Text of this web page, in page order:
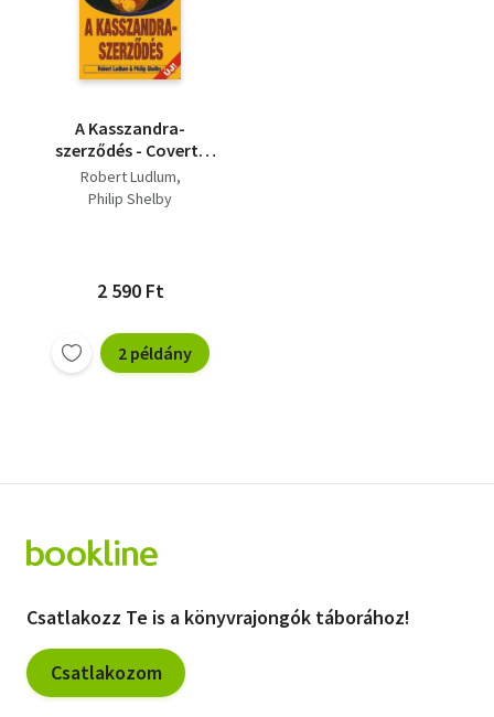
A ​Kasszandra-
szerződés - Covert-
One 2. (The Cassandra
Compact)
Robert Ludlum
Philip Shelby
2 590 Ft
2 példány
Csatlakozz Te is a könyvrajongók táborához!
Csatlakozom